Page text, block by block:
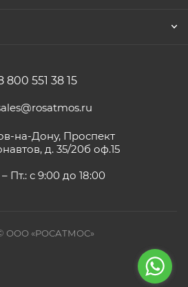
800 551 38 15
на-Дону, Проспект
д. 35/20б оф.15
Пт.: с 9:00 до 18:00
ООО «РОСАТМОС»